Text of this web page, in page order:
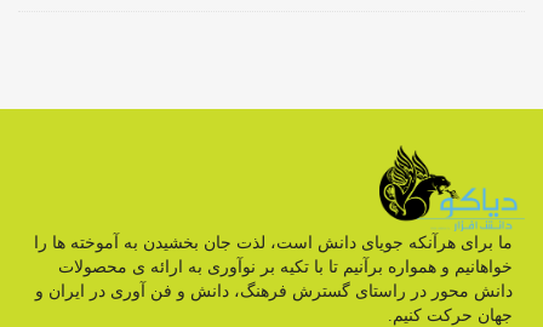
ما برای هرآنکه جویای دانش است، لذت جان بخشیدن به آموخته ها را
خواهانیم و همواره برآنیم تا با تکیه بر نوآوری به ارائه ی محصولات
دانش محور در راستای گسترش فرهنگ، دانش و فن آوری در ایران و
جهان حرکت کنیم.